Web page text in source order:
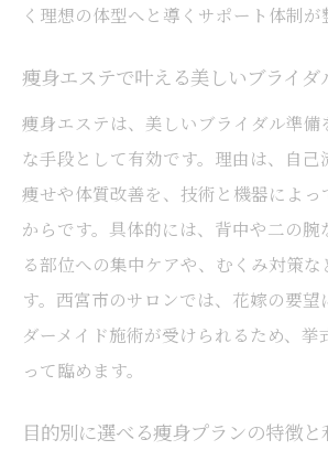
く理想の体型へと導くサポート体制が
痩身エステで叶える美しいブライダ
痩身エステは、美しいブライダル準備
な手段として有効です。理由は、自己
痩せや体質改善を、技術と機器によっ
からです。具体的には、背中や二の腕
る部位への集中ケアや、むくみ対策な
す。西宮市のサロンでは、花嫁の要望
ダーメイド施術が受けられるため、挙
って臨めます。
目的別に選べる痩身プランの特徴と